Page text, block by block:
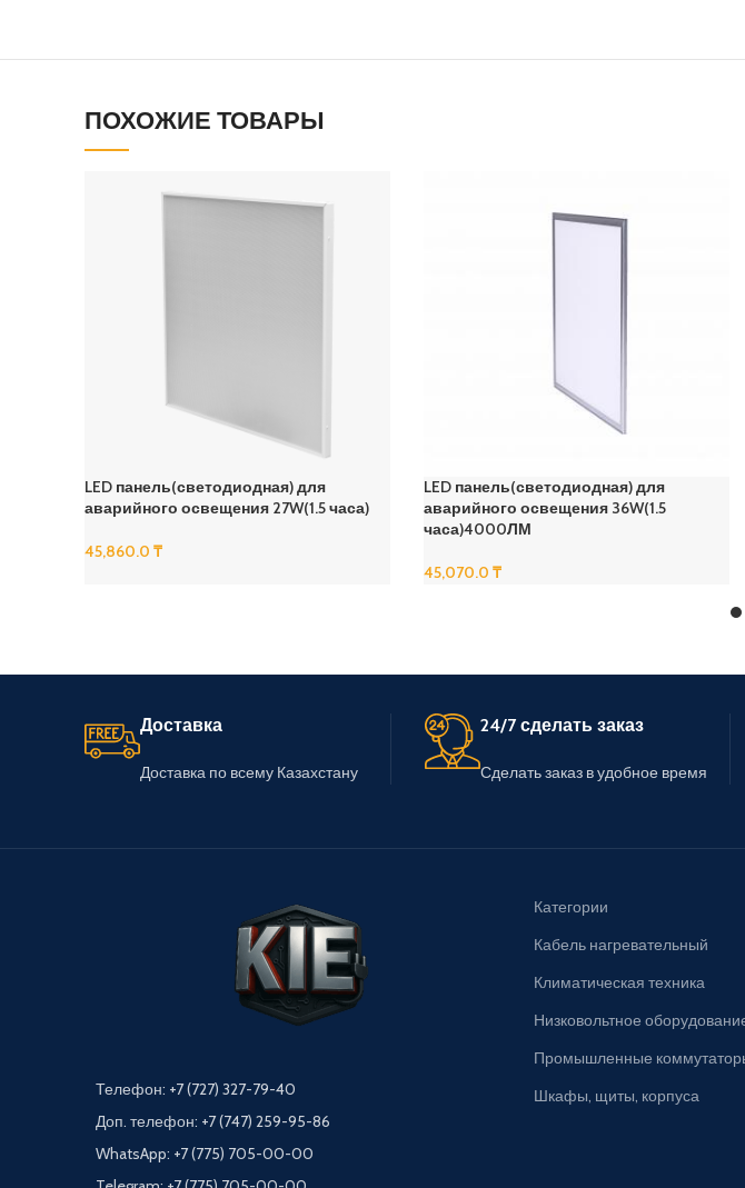
ПОХОЖИЕ ТОВАРЫ
LED панель(светодиодная) для
аварийного освещения 27W(1.5 часа)
45,860.0 ₸
LED панель(светодиодная) для
аварийного освещения 36W(1.5
часа)4000ЛМ
45,070.0₸
Доставка
Доставка по всему Казахстану
24/7 сделать заказ
Сделать заказ в удобное время
Телефон: +7 (727) 327-79-40
Доп. телефон: +7 (747) 259-95-86
WhatsApp: +7 (775) 705-00-00
Категории
Кабель нагревательный
Климатическая техника
Низковольтное
Промышленные
Шкафы, щиты, корпуса